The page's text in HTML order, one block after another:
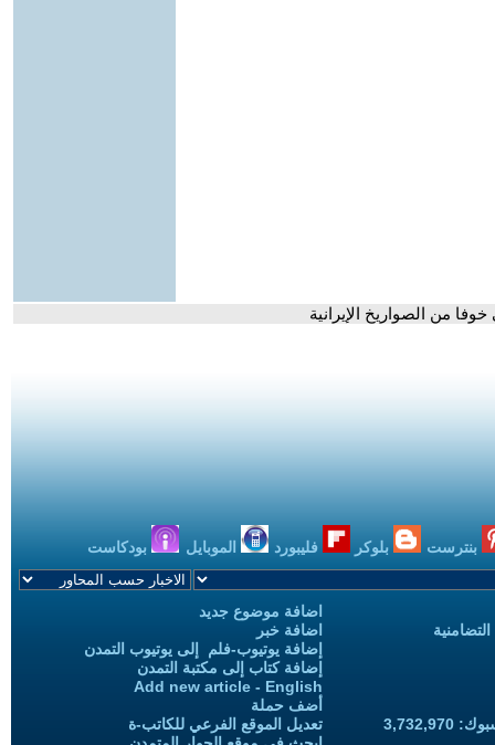
من الصواريخ الإيرانية
بنترست بلوكر فليبورد الموبايل بودكاست
اضافة موضوع جديد
اضافة خبر
إضافة يوتيوب-فلم إلى يوتيوب التمدن
إضافة كتاب إلى مكتبة التمدن
Add new article - English
أضف حملة
تعديل الموقع الفرعي للكاتب-ة